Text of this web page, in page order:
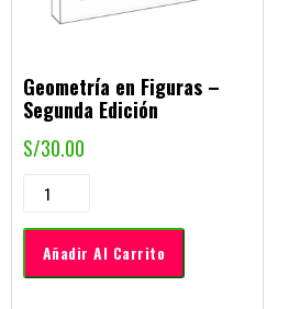
Geometría en Figuras –
Segunda Edición
S/30.00
Añadir Al Carrito